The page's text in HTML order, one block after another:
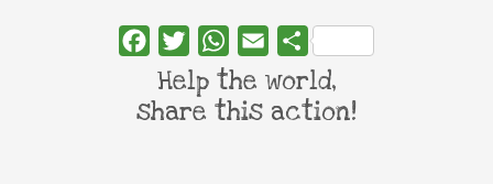
FacebookTwitterWhatsApp
Email Share
Help the world,
share this action!